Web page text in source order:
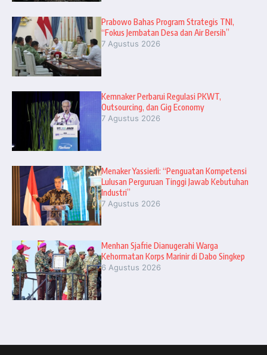
Prabowo Bahas Program Strategis TNI,
“Fokus Jembatan Desa dan Air Bersih”
7 Agustus 2026
Kemnaker Perbarui Regulasi PKWT,
Outsourcing, dan Gig Economy
7 Agustus 2026
Menaker Yassierli: “Penguatan Kompetensi
Lulusan Perguruan Tinggi Jawab Kebutuhan
Industri”
7 Agustus 2026
Menhan Sjafrie Dianugerahi Warga
Kehormatan Korps Marinir di Dabo Singkep
6 Agustus 2026